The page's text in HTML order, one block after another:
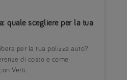
quale scegliere per la tua
per la tua polizza auto?
di costo e come
Verti.